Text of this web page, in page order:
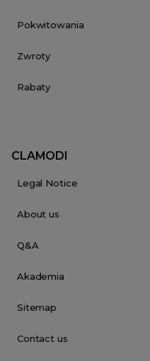
Pokwitowania
Zwroty
Rabaty
CLAMODI
Legal Notice
About us
Q&A
Akademia
Sitemap
Contact us